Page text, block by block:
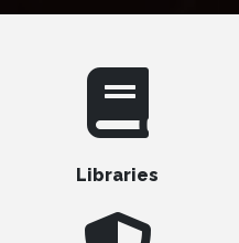
Libraries